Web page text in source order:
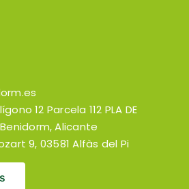
12 Parcela 112 PLA DE
Benidorm, Alicante
9, 03581 Alfàs del Pi